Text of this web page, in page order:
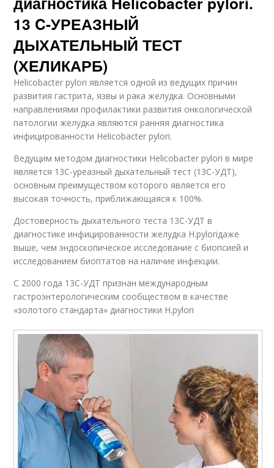
13 C-УРЕАЗНЫЙ
ДЫХАТЕЛЬНЫЙ ТЕСТ
(ХЕЛИКАРБ)
Helicobacter pylori является одной из ведущих причин
развития гастрита, язвы и рака желудка. Основными
направлениями профилактики развития онкологической
патологии желудка являются ранняя диагностика
инфицированности Helicobacter pylori.
Ведущим методом диагностики Helicobacter pylori в мире
является 13С-уреазный дыхательный тест (13С-УДТ),
основным преимуществом которого является его
высокая точность, приближающаяся к 100%.
Достоверность дыхательного теста 13С-УДТ в
диагностике инфицированности желудка H.pyloriдаже
выше, чем эндоскопическое исследование с биопсией и
исследованием биоптатов на наличие инфекции.
С 2000 года 13С-УДТ признан международным
гастроэнтерологическим сообществом в качестве
«золотого стандарта» диагностики H.pylori